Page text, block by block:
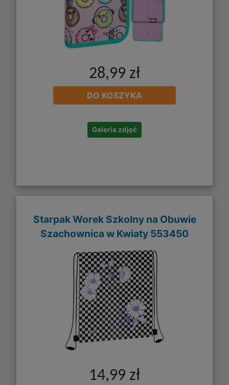
28,99 zł
DO KOSZYKA
Galeria zdjęć
Starpak Worek Szkolny na Obuwie
Szachownica w Kwiaty 553450
14,99 zł